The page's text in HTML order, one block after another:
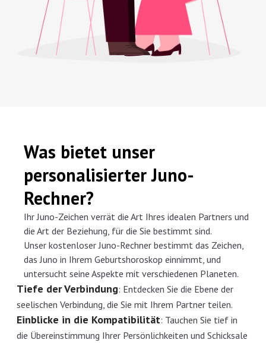
Was bietet unser
personalisierter Juno-
Rechner?
Ihr Juno-Zeichen verrät die Art Ihres idealen Partners und
die Art der Beziehung, für die Sie bestimmt sind.
Unser kostenloser Juno-Rechner bestimmt das Zeichen,
das Juno in Ihrem Geburtshoroskop einnimmt, und
untersucht seine Aspekte mit verschiedenen Planeten.
Tiefe der Verbindung: Entdecken Sie die Ebene der
seelischen Verbindung, die Sie mit Ihrem Partner teilen.
Einblicke in die Kompatibilität: Tauchen Sie tief in
die Übereinstimmung Ihrer Persönlichkeiten und Schicksale